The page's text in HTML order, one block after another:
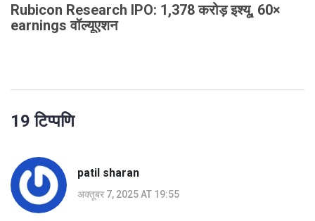
Rubicon Research IPO: 1,378 करोड़ इश्यू, 60×
earnings वॉल्यूएशन
19 टिप्पणि
patil sharan
अक्तूबर 7, 2025 AT 19:55